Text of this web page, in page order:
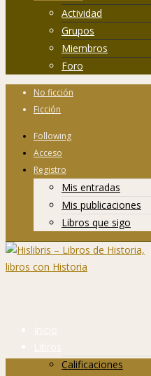
Actividad
Grupos
Miembros
Foro
No ficción
Ficción
Following
Acceso
Registro
Mis entradas
Mis publicaciones
Libros que sigo
Inicio
Libros
Calificaciones